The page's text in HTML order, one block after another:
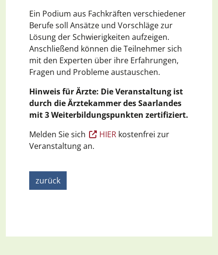
Ein Podium aus Fachkräften verschiedener
Berufe soll Ansätze und Vorschläge zur
Lösung der Schwierigkeiten aufzeigen.
Anschließend können die Teilnehmer sich
mit den Experten über ihre Erfahrungen,
Fragen und Probleme austauschen.
Hinweis für Ärzte: Die Veranstaltung ist
durch die Ärztekammer des Saarlandes
mit 3 Weiterbildungspunkten zertifiziert.
Melden Sie sich
HIERkostenfrei zur
Veranstaltung an.
zurück